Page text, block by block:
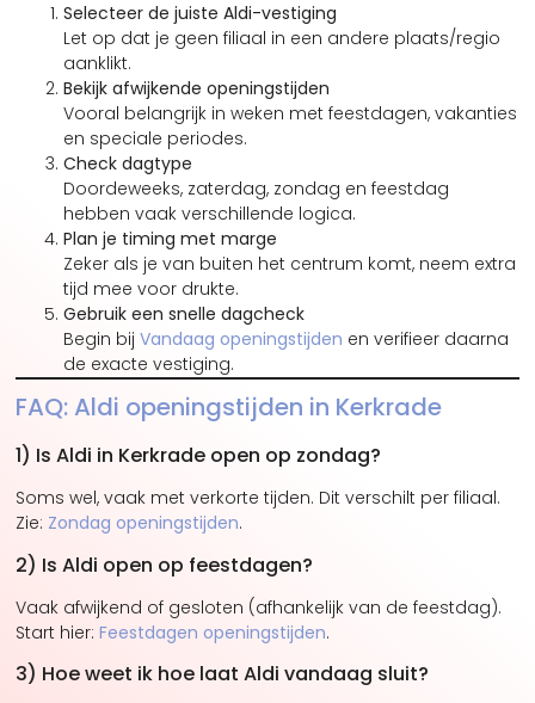
Selecteer de juiste Aldi-vestiging
Let op dat je geen filiaal in een andere plaats/regio
aanklikt.
Bekijk afwijkende openingstijden
Vooral belangrijk in weken met feestdagen, vakanties
en speciale periodes.
Check dagtype
Doordeweeks, zaterdag, zondag en feestdag
hebben vaak verschillende logica.
Plan je timing met marge
Zeker als je van buiten het centrum komt, neem extra
tijd mee voor drukte.
Gebruik een snelle dagcheck
Begin bijVandaag openingstijden en verifieer daarna
de exacte vestiging.
FAQ: Aldi openingstijden in Kerkrade
1) Is Aldi in Kerkrade open op zondag?
Soms wel, vaak met verkorte tijden. Dit verschilt per filiaal.
Zie: Zondag openingstijden.
2) Is Aldi open op feestdagen?
Vaak afwijkend of gesloten (afhankelijk van de feestdag).
Start hier:Feestdagen openingstijden.
3) Hoe weet ik hoe laat Aldi vandaag sluit?